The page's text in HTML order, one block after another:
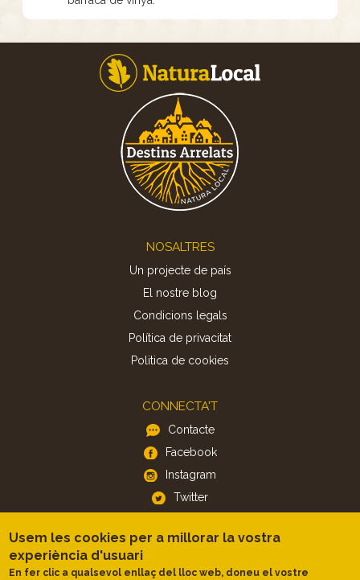
NOSALTRES
Un projecte de país
El nostre blog
Condicions legals
Política de privacitat
Politica de cookies
CONNECTA'T
Contacte
Facebook
Instagram
Twitter
APP
iOS
Usem les cookies per a millorar la vostra
experiència d'usuari
En fer clic a qualsevol enllaç del lloc web, doneu el vostre